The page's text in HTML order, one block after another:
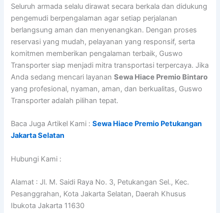
Seluruh armada selalu dirawat secara berkala dan didukung
pengemudi berpengalaman agar setiap perjalanan
berlangsung aman dan menyenangkan. Dengan proses
reservasi yang mudah, pelayanan yang responsif, serta
komitmen memberikan pengalaman terbaik, Guswo
Transporter siap menjadi mitra transportasi terpercaya. Jika
Anda sedang mencari layananSewa Hiace Premio Bintaro
yang profesional, nyaman, aman, dan berkualitas, Guswo
Transporter adalah pilihan tepat.
Baca Juga Artikel Kami :Sewa Hiace Premio Petukangan
Jakarta Selatan
Hubungi Kami :
Alamat : Jl. M. Saidi Raya No. 3, Petukangan Sel., Kec.
Pesanggrahan, Kota Jakarta Selatan, Daerah Khusus
Ibukota Jakarta 11630